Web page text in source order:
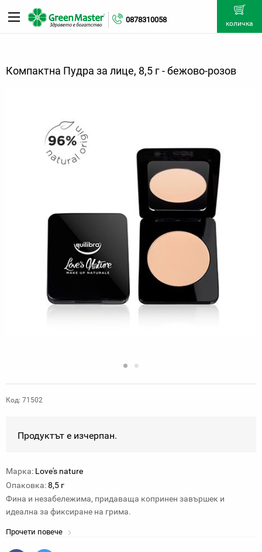
0878310058 количка
Компактна Пудра за лице, 8,5 г - бежово-розов
Код: 71502
Продуктът е изчерпан.
Марка: Love's nature
Опаковка:8,5 г
Фина и незабележима, придаваща копринен завършек и
идеална за фиксиране на грима.
Прочети повече